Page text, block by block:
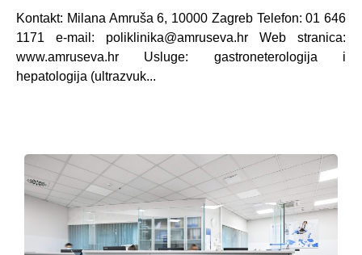
Kontakt: Milana Amruša 6, 10000 Zagreb Telefon: 01 646
1171 e-mail: poliklinika@amruseva.hr Web stranica:
www.amruseva.hr Usluge: gastroneterologija i
hepatologija (ultrazvuk...